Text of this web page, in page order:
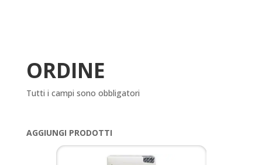
ORDINE
Tutti i campi sono obbligatori
AGGIUNGI PRODOTTI